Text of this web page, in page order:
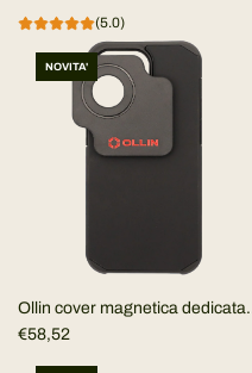
(5.0)
NOVITA'
Ollin cover magnetica dedicata
per I-phone e Samsung (SOLO
€58,52